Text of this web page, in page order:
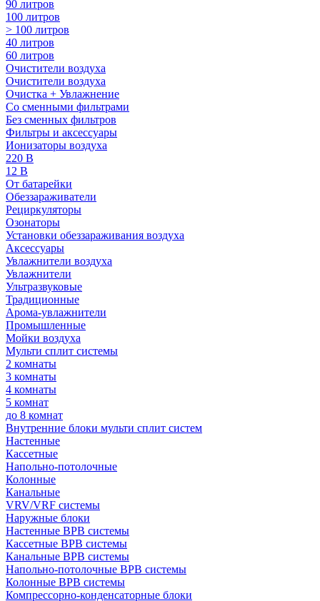
90 литров
100 литров
> 100 литров
40 литров
60 литров
Очистители воздуха
Очистители воздуха
Очистка + Увлажнение
Cо сменными фильтрами
Без сменных фильтров
Фильтры и аксессуары
Ионизаторы воздуха
220 В
12 В
От батарейки
Обеззараживатели
Рециркуляторы
Озонаторы
Установки обеззараживания воздуха
Аксессуары
Увлажнители воздуха
Увлажнители
Ультразвуковые
Традиционные
Арома-увлажнители
Промышленные
Мойки воздуха
Мульти сплит системы
2 комнаты
3 комнаты
4 комнаты
5 комнат
до 8 комнат
Внутренние блоки мульти сплит систем
Настенные
Кассетные
Напольно-потолочные
Колонные
Канальные
VRV/VRF системы
Наружные блоки
Настенные ВРВ системы
Кассетные ВРВ системы
Канальные ВРВ системы
Напольно-потолочные ВРВ системы
Колонные ВРВ системы
Компрессорно-конденсаторные блоки